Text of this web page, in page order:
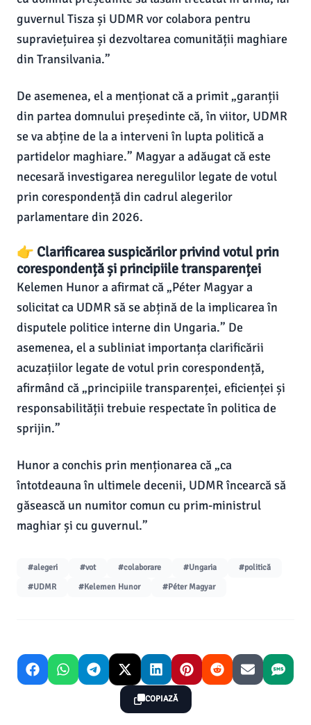
guvernul Tisza și UDMR vor colabora pentru
supraviețuirea și dezvoltarea comunității maghiare
din Transilvania.”
De asemenea, el a menționat că a primit „garanții
din partea domnului președinte că, în viitor, UDMR
se va abține de la a interveni în lupta politică a
partidelor maghiare.” Magyar a adăugat că este
necesară investigarea neregulilor legate de votul
prin corespondență din cadrul alegerilor
parlamentare din 2026.
👉 Clarificarea suspicărilor privind votul prin
corespondență și principiile transparenței
Kelemen Hunor a afirmat că „Péter Magyar a
solicitat ca UDMR să se abțină de la implicarea în
disputele politice interne din Ungaria.” De
asemenea, el a subliniat importanța clarificării
acuzațiilor legate de votul prin corespondență,
afirmând că „principiile transparenței, eficienței și
responsabilității trebuie respectate în politica de
sprijin.”
Hunor a conchis prin menționarea că „ca
întotdeauna în ultimele decenii, UDMR încearcă să
găsească un numitor comun cu prim-ministrul
maghiar și cu guvernul.”
#alegeri #vot #colaborare #Ungaria
#politică
#UDMR
#Kelemen Hunor #Péter Magyar
COPIAZĂ